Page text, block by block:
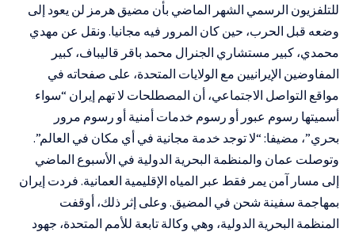
للتلفزيون الرسمي الشهر الماضي بأن مضيق هرمز لن يعود إلى
وضعه قبل الحرب، حين كان المرور فيه مجانيا. ونقل عن مهدي
محمدي، كبير مستشاري الجنرال محمد باقر قاليباف، كبير
المفاوضين الإيرانيين مع الولايات المتحدة، على صفحاته في
مواقع التواصل الاجتماعي، أن المصطلحات لا تهم إيران “سواء
أسميتها رسوم عبور أو رسوم خدمات أمنية أو رسوم مرور
بحري”، مضيفا: “لا توجد خدمة مجانية في أي مكان في العالم”.
وتوصلت عمان والمنظمة البحرية الدولية في الأسبوع الماضي
إلى مسار آمن يمر فقط عبر المياه الإقليمية العمانية. فردت إيران
بمهاجمة سفينة شحن في المضيق. وعلى إثر ذلك، أوقفت
المنظمة البحرية الدولية، وهي وكالة تابعة للأمم المتحدة، جهود